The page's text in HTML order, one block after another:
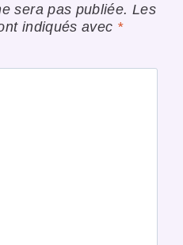
sera pas publiée. Les
indiqués avec *